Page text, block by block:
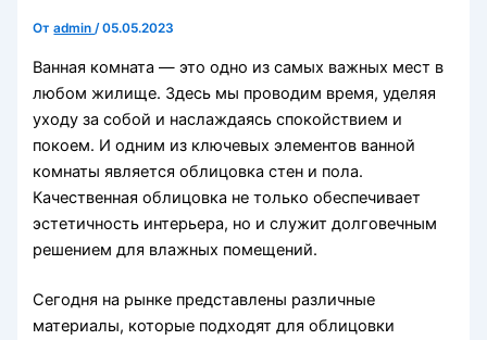
Отadmin/05.05.2023
Ванная комната — это одно из самых важных мест в
любом жилище. Здесь мы проводим время, уделяя
уходу за собой и наслаждаясь спокойствием и
покоем. И одним из ключевых элементов ванной
комнаты является облицовка стен и пола.
Качественная облицовка не только обеспечивает
эстетичность интерьера, но и служит долговечным
решением для влажных помещений.
Сегодня на рынке представлены различные
материалы, которые подходят для облицовки